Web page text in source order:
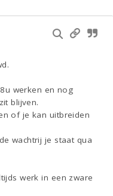
werken en nog
blijven.
of je kan uitbreiden
wachtrij je staat qua
werk in een zware